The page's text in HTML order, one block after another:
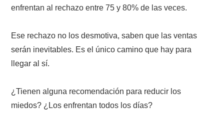
enfrentan al rechazo entre 75 y 80% de las veces.
Ese rechazo no los desmotiva, saben que las ventas
serán inevitables. Es el único camino que hay para
llegar al sí.
¿Tienen alguna recomendación para reducir los
miedos? ¿Los enfrentan todos los días?